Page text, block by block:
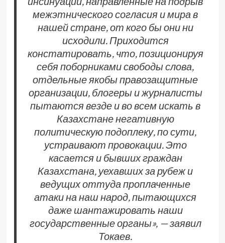
межэтнического согласия и мира в
нашей стране, от кого бы они ни
исходили. Приходится
констатировать, что, позиционируя
себя поборниками свободы слова,
отдельные якобы правозащитные
организации, блогеры и журналисты
пытаются везде и во всем искать в
Казахстане негативную
политическую подоплеку, по сути,
устраивают провокации. Это
касается и бывших граждан
Казахстана, уехавших за рубеж и
ведущих оттуда проплаченные
атаки на наш народ, пытающихся
даже шантажировать наши
государственные органы», — заявил
Токаев.